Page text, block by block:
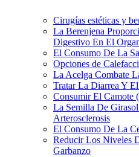
Cirugías estéticas y
La Berenjena
Digestivo En El
El Consumo De La
Opciones de
La Acelga Combate
Tratar La Diarrea Y
Consumir El Camote
La Semilla De
Arterosclerosis
El Consumo De La
Reducir Los Niveles
Garbanzo